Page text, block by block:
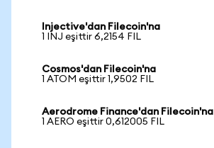
Injective'dan Filecoin'na
1 INJ eşittir 6,2154 FIL
Cosmos'dan Filecoin'na
1 ATOM eşittir 1,9502 FIL
Aerodrome Finance'dan Filecoin'na
1 AERO eşittir 0,612005 FIL